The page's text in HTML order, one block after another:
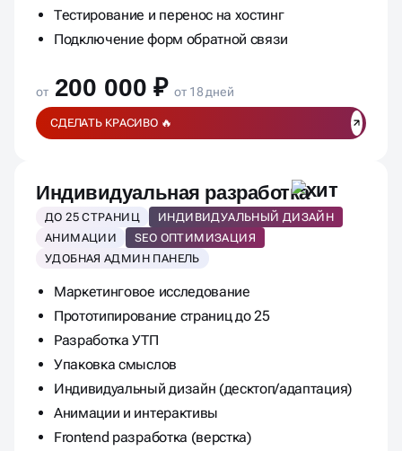
Тестирование и перенос на хостинг
Подключение форм обратной связи
от 200 000 ₽ от 18 дней
СДЕЛАТЬ КРАСИВО 🔥
Индивидуальная разработка
ДО 25 СТРАНИЦ
ИНДИВИДУАЛЬНЫЙ ДИЗАЙН
АНИМАЦИИ
SEO ОПТИМИЗАЦИЯ
УДОБНАЯ АДМИН ПАНЕЛЬ
Маркетинговое исследование
Прототипирование страниц до 25
Разработка УТП
Упаковка смыслов
Индивидуальный дизайн (десктоп/адаптация)
Анимации и интерактивы
Frontend разработка (верстка)